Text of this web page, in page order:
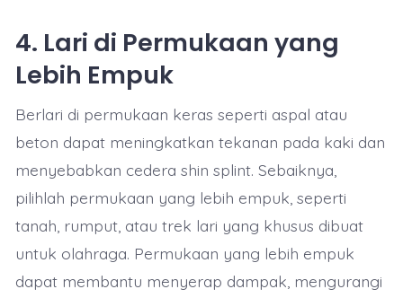
4. Lari di Permukaan yang
Lebih Empuk
Berlari di permukaan keras seperti aspal atau
beton dapat meningkatkan tekanan pada kaki dan
menyebabkan cedera shin splint. Sebaiknya,
pilihlah permukaan yang lebih empuk, seperti
tanah, rumput, atau trek lari yang khusus dibuat
untuk olahraga. Permukaan yang lebih empuk
dapat membantu menyerap dampak, mengurangi